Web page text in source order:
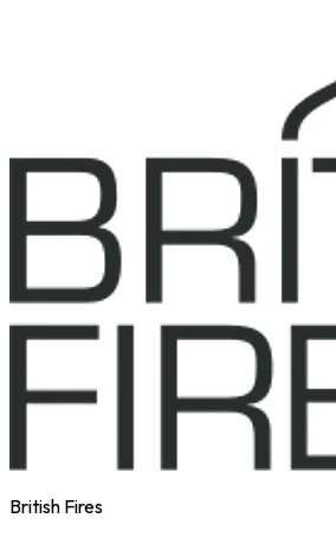
British Fires